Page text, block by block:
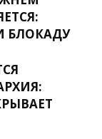
БЛОКАДУ